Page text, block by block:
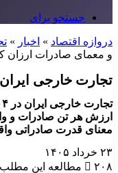
جستجو برای
دروازه اقتصاد » اخبار »
و معمای صادرات ارزان
تجارت خارجی
ارزش هر تن صادرات و
معنای قدرت صادراتی
۲۳ خرداد ۱۴۰۵
۲۰۸
مطالعه این مطلب فقط ۷ دقیقه